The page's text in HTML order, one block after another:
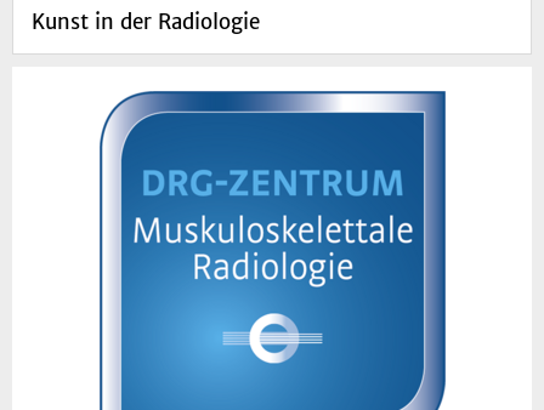
Kunst in der Radiologie